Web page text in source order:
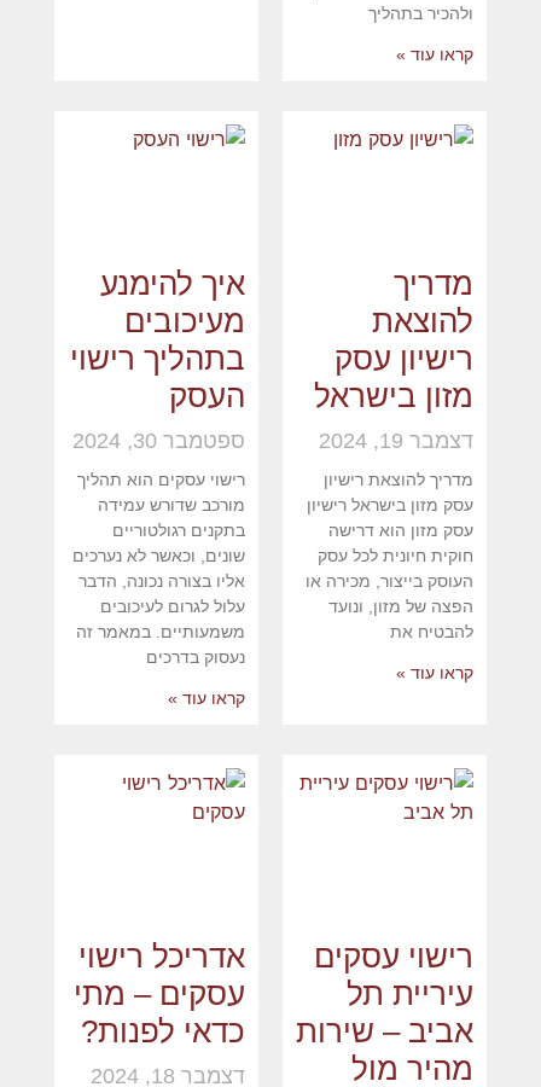
ולהכיר בתהליך
קראו עוד »
מדריך
להוצאת
רישיון עסק
מזון בישראל
דצמבר 19, 2024
מדריך להוצאת רישיון
עסק מזון בישראל רישיון
עסק מזון הוא דרישה
חוקית חיונית לכל עסק
העוסק בייצור, מכירה או
הפצה של מזון, ונועד
להבטיח את
קראו עוד »
איך להימנע
מעיכובים
בתהליך רישוי
העסק
ספטמבר 30, 2024
רישוי עסקים הוא תהליך
מורכב שדורש עמידה
בתקנים רגולטוריים
שונים, וכאשר לא נערכים
אליו בצורה נכונה, הדבר
עלול לגרום לעיכובים
משמעותיים. במאמר זה
נעסוק בדרכים
קראו עוד »
רישוי עסקים
עיריית תל
אביב – שירות
מהיר מול
אדריכל רישוי
עסקים – מתי
כדאי לפנות?
דצמבר 18, 2024